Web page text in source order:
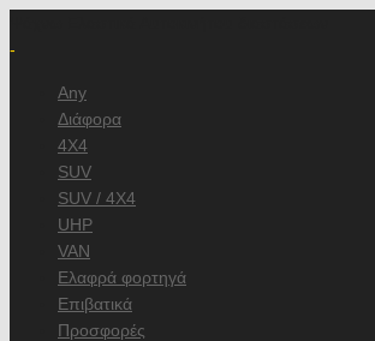
-
Any
Διάφορα
4X4
SUV
SUV / 4X4
UHP
VAN
Ελαφρά φορτηγά
Επιβατικά
Προσφορές